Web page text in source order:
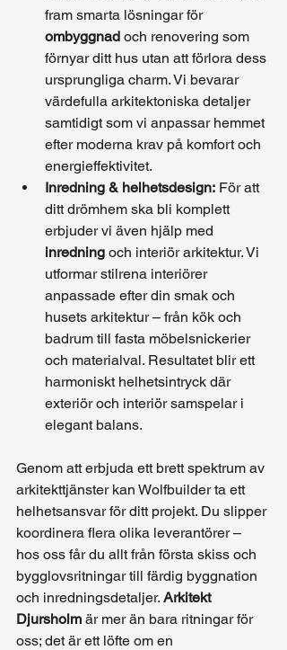
fram smarta lösningar för
ombyggnad och renovering som
förnyar ditt hus utan att förlora dess
ursprungliga charm. Vi bevarar
värdefulla arkitektoniska detaljer
samtidigt som vi anpassar hemmet
efter moderna krav på komfort och
energieffektivitet.
Inredning & helhetsdesign: För att
ditt drömhem ska bli komplett
erbjuder vi även hjälp med
inredning och interiör arkitektur. Vi
utformar stilrena interiörer
anpassade efter din smak och
husets arkitektur – från kök och
badrum till fasta möbelsnickerier
och materialval. Resultatet blir ett
harmoniskt helhetsintryck där
exteriör och interiör samspelar i
elegant balans.
Genom att erbjuda ett brett spektrum av
arkitekttjänster kan Wolfbuilder ta ett
helhetsansvar för ditt projekt. Du slipper
koordinera flera olika leverantörer –
hos oss får du allt från första skiss och
bygglovsritningar till färdig byggnation
och inredningsdetaljer. Arkitekt
Djursholm är mer än bara ritningar för
oss; det är ett löfte om en